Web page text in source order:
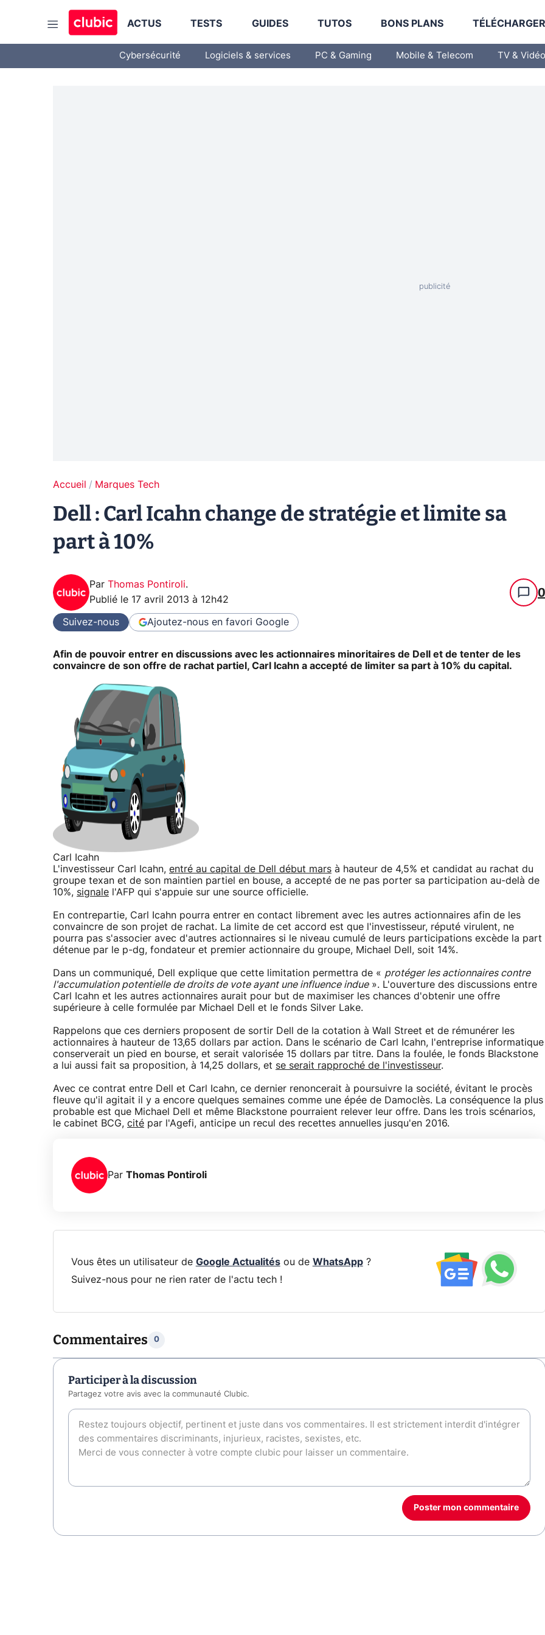
ACTUS TESTS GUIDES TUTOS BONS PLANS
Cybersécurité Logiciels & services PC & Gaming Mobile & Telecom TV & Vidéo
Accueil Marques Tech
Dell : Carl Icahn change de stratégie et limite sa
part à 10%
Par Thomas Pontiroli.
Publié le 17 avril 2013 à 12h42 0
Suivez-nous Ajoutez-nous en favori Google
Afin de pouvoir entrer en discussions avec les actionnaires minoritaires de Dell et de tenter de les
convaincre de son offre de rachat partiel, Carl Icahn a accepté de limiter sa part à 10% du capital.
Carl Icahn
L'investisseur Carl Icahn, entré au capital de Dell début mars à hauteur de 4,5% et candidat au rachat du
groupe texan et de son maintien partiel en bouse, a accepté de ne pas porter sa participation au-delà de
10%, signale l'AFP qui s'appuie sur une source officielle.
En contrepartie, Carl Icahn pourra entrer en contact librement avec les autres actionnaires afin de les
convaincre de son projet de rachat. La limite de cet accord est que l'investisseur, réputé virulent, ne
pourra pas s'associer avec d'autres actionnaires si le niveau cumulé de leurs participations excède la part
détenue par le p-dg, fondateur et premier actionnaire du groupe, Michael Dell, soit 14%.
Dans un communiqué, Dell explique que cette limitation permettra de « protéger les actionnaires contre
l'accumulation potentielle de droits de vote ayant une influence indue». L'ouverture des discussions entre
Carl Icahn et les autres actionnaires aurait pour but de maximiser les chances d'obtenir une offre
supérieure à celle formulée par Michael Dell et le fonds Silver Lake.
Rappelons que ces derniers proposent de sortir Dell de la cotation à Wall Street et de rémunérer les
actionnaires à hauteur de 13,65 dollars par action. Dans le scénario de Carl Icahn, l'entreprise informatique
conserverait un pied en bourse, et serait valorisée 15 dollars par titre. Dans la foulée, le fonds Blackstone
a lui aussi fait sa proposition, à 14,25 dollars, et se serait rapproché de l'investisseur.
Avec ce contrat entre Dell et Carl Icahn, ce dernier renoncerait à poursuivre la société, évitant le procès
fleuve qu'il agitait il y a encore quelques semaines comme une épée de Damoclès. La conséquence la plus
probable est que Michael Dell et même Blackstone pourraient relever leur offre. Dans les trois scénarios,
le cabinet BCG, cité par l'Agefi, anticipe un recul des recettes annuelles jusqu'en 2016.
Par Thomas Pontiroli
Vous êtes un utilisateur de Google Actualitésou de WhatsApp?
Suivez-nous pour ne rien rater de l'actu tech !
Commentaires 0
Participer à la discussion
Partagez votre avis avec la communauté Clubic.
Poster mon commentaire